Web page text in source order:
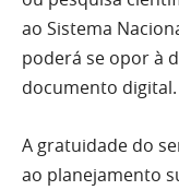
ao Sistema
poderá se opor à
documento digital.
A gratuidade do
ao planejamento